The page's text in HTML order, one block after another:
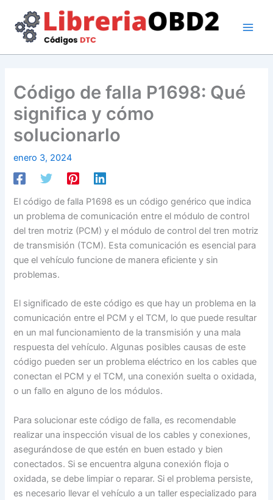
contenido
Código de falla P1698: Qué
significa y cómo
solucionarlo
enero 3, 2024
El código de falla P1698 es un código genérico que indica
un problema de comunicación entre el módulo de control
del tren motriz (PCM) y el módulo de control del tren motriz
de transmisión (TCM). Esta comunicación es esencial para
que el vehículo funcione de manera eficiente y sin
problemas.
El significado de este código es que hay un problema en la
comunicación entre el PCM y el TCM, lo que puede resultar
en un mal funcionamiento de la transmisión y una mala
respuesta del vehículo. Algunas posibles causas de este
código pueden ser un problema eléctrico en los cables que
conectan el PCM y el TCM, una conexión suelta o oxidada,
o un fallo en alguno de los módulos.
Para solucionar este código de falla, es recomendable
realizar una inspección visual de los cables y conexiones,
asegurándose de que estén en buen estado y bien
conectados. Si se encuentra alguna conexión floja o
oxidada, se debe limpiar o reparar. Si el problema persiste,
es necesario llevar el vehículo a un taller especializado para